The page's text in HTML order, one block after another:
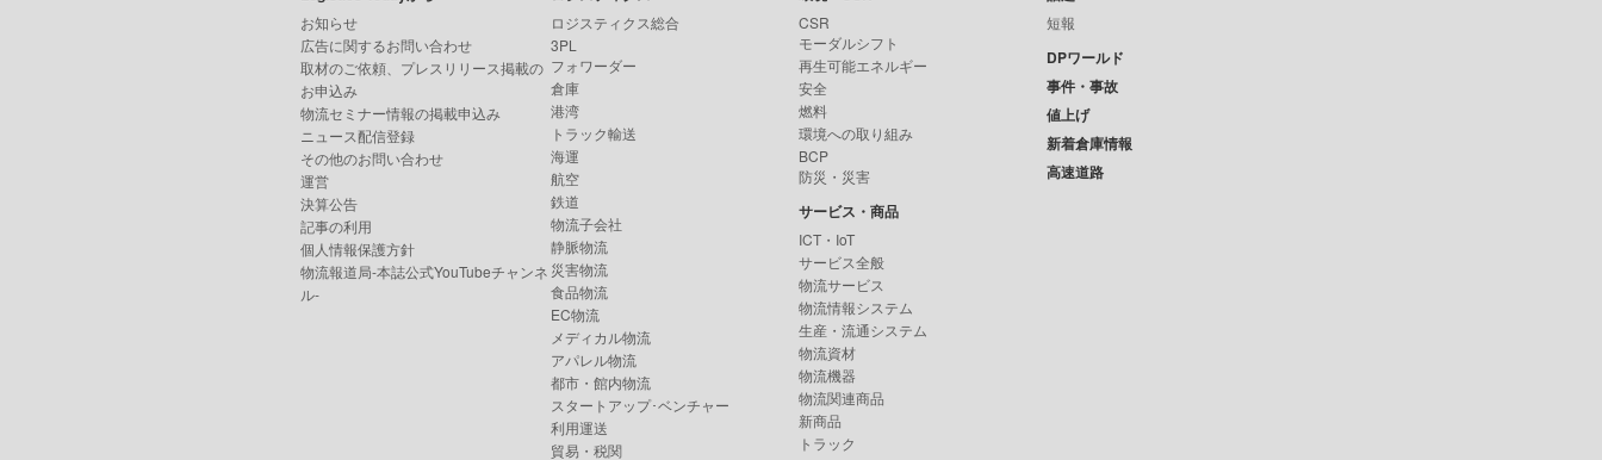
お知らせ
広告に関するお問い合わせ
取材のご依頼、プレスリリース掲載の
お申込み
物流セミナー情報の掲載申込み
ニュース配信登録
その他のお問い合わせ
運営
決算公告
記事の利用
個人情報保護方針
物流報道局-本誌公式YouTubeチャンネ
ル-
ロジスティクス総合
3PL
フォワーダー
倉庫
港湾
トラック輸送
海運
航空
鉄道
物流子会社
静脈物流
災害物流
食品物流
EC物流
メディカル物流
アパレル物流
都市・館内物流
スタートアップ･ベンチャー
利用運送
貿易・税関
CSR
モーダルシフト
再生可能エネルギー
安全
燃料
環境への取り組み
BCP
防災・災害
サービス・商品
ICT・IoT
サービス全般
物流サービス
物流情報システム
生産・流通システム
物流資材
物流機器
物流関連商品
新商品
トラック
短報
DPワールド
事件・事故
値上げ
新着倉庫情報
高速道路